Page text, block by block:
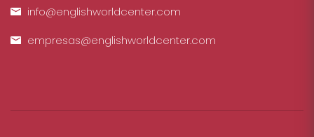
info@englishworldcenter.com
empresas@englishworldcenter.com